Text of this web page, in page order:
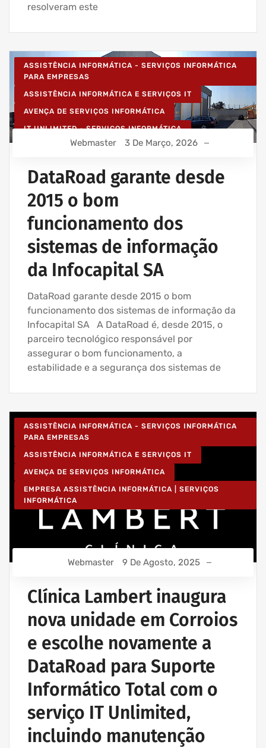
resolveram este
ASSISTÊNCIA INFORMÁTICA - SERVIÇOS INFORMÁTICA
PARA EMPRESAS
ASSISTÊNCIA INFORMÁTICA E SERVIÇOS IT
AVENÇA DE SERVIÇOS INFORMÁTICA
IT UNLIMITED - SERVIÇOS INFORMÁTICA
MANUTENÇÃO INFORMÁTICA EMPRESAS
Webmaster 3 De Março, 2026
DataRoad garante desde
2015 o bom
funcionamento dos
sistemas de informação
da Infocapital SA
DataRoad garante desde 2015 o bom
funcionamento dos sistemas de informação da
Infocapital SA A DataRoad é, desde 2015, o
parceiro tecnológico responsável por
assegurar o bom funcionamento, a
estabilidade e a segurança dos sistemas de
ASSISTÊNCIA INFORMÁTICA - SERVIÇOS INFORMÁTICA
PARA EMPRESAS
ASSISTÊNCIA INFORMÁTICA E SERVIÇOS IT
AVENÇA DE SERVIÇOS INFORMÁTICA
EMPRESA ASSISTÊNCIA INFORMÁTICA | SERVIÇOS
INFORMÁTICA
Webmaster 9 De Agosto, 2025
Clínica Lambert inaugura
nova unidade em Corroios
e escolhe novamente a
DataRoad para Suporte
Informático Total com o
serviço IT Unlimited,
incluindo manutenção